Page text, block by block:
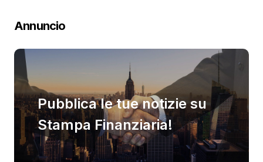
Annuncio
Pubblica le tue notizie su
Stampa Finanziaria!